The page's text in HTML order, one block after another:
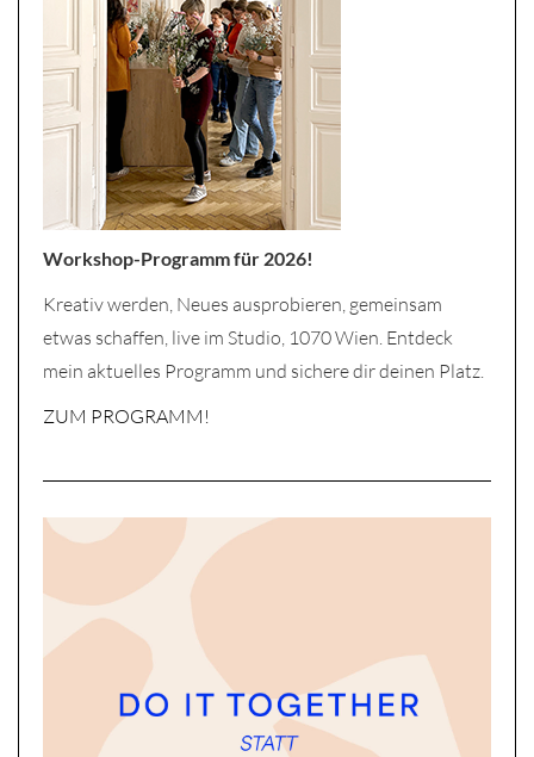
Workshop-Programm für 2026!
Kreativ werden, Neues ausprobieren, gemeinsam
etwas schaffen, live im Studio, 1070 Wien. Entdeck
mein aktuelles Programm und sichere dir deinen Platz.
ZUM PROGRAMM!